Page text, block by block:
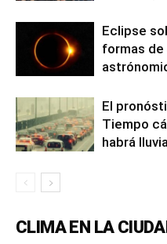
Eclipse
formas
El
Tiempo
habrá
CLIMA EN LA